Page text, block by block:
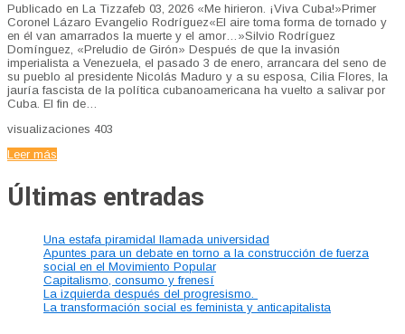
Publicado en La Tizzafeb 03, 2026 «Me hirieron. ¡Viva Cuba!»Primer
Coronel Lázaro Evangelio Rodríguez«El aire toma forma de tornado y
en él van amarrados la muerte y el amor…»Silvio Rodríguez
Domínguez, «Preludio de Girón» Después de que la invasión
imperialista a Venezuela, el pasado 3 de enero, arrancara del seno de
su pueblo al presidente Nicolás Maduro y a su esposa, Cilia Flores, la
jauría fascista de la política cubanoamericana ha vuelto a salivar por
Cuba. El fin de…
visualizaciones 403
Leer más
Últimas entradas
Una estafa piramidal llamada universidad
Apuntes para un debate en torno a la construcción de fuerza
social en el Movimiento Popular
Capitalismo, consumo y frenesí
La izquierda después del progresismo.
La transformación social es feminista y anticapitalista